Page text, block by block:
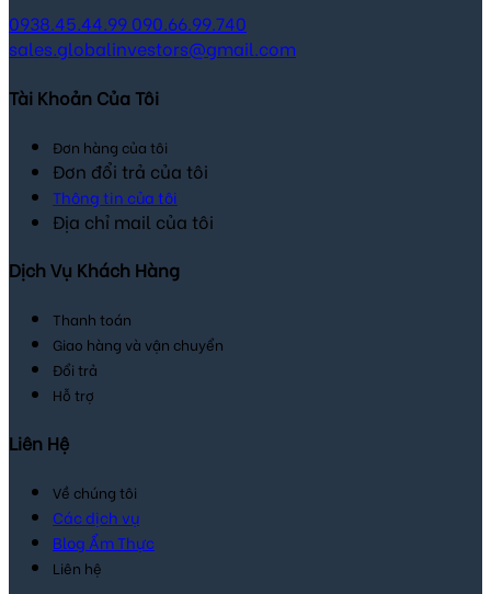
0938.45.44.99090.66.99.740
sales.globalinvestors@gmail.com
Tài Khoản Của Tôi
Đơn hàng của tôi
Đơn đổi trả của tôi
Thông tin của tôi
Địa chỉ mail của tôi
Dịch Vụ Khách Hàng
Thanh toán
Giao hàng và vận chuyển
Đổi trả
Hỗ trợ
Liên Hệ
Về chúng tôi
Các dịch vụ
Blog Ẩm Thực
Liên hệ